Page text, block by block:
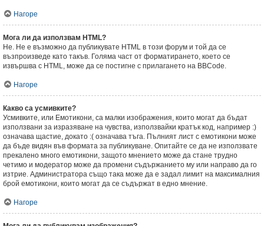
Нагоре
Мога ли да използвам HTML?
Не. Не е възможно да публикувате HTML в този форум и той да се
възпроизведе като такъв. Голяма част от форматирането, което се
извършва с HTML, може да се постигне с прилагането на BBCode.
Нагоре
Какво са усмивките?
Усмивките, или Емотикони, са малки изображения, които могат да бъдат
използвани за изразяване на чувства, използвайки кратък код, например :)
означава щастие, докато :( означава тъга. Пълният лист с емотикони може
да бъде видян във формата за публикуване. Опитайте се да не използвате
прекалено много емотикони, защото мнението може да стане трудно
четимо и модератор може да промени съдържанието му или направо да го
изтрие. Администратора също така може да е задал лимит на максималния
брой емотикони, които могат да се съдържат в едно мнение.
Нагоре